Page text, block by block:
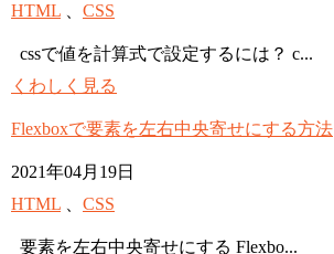
HTML
CSS
cssで値を計算式で設定するには？ c...
くわしく見る
Flexboxで要素を左右中央寄せにする方法
2021年04月19日
HTML
CSS
要素を左右中央寄せにする Flexbo...